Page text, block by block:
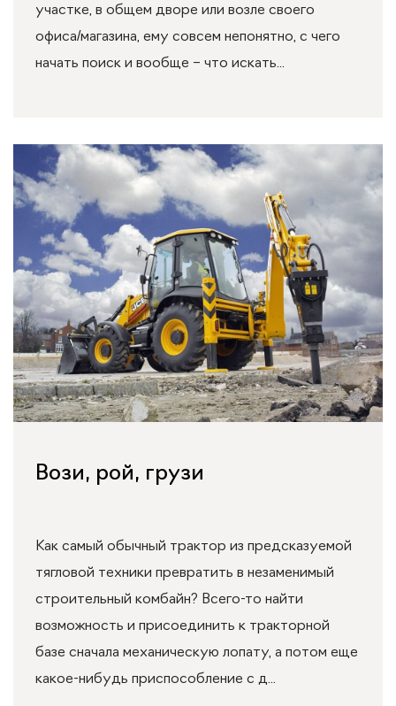
участке, в общем дворе или возле своего
офиса/магазина, ему совсем непонятно, с чего
начать поиск и вообще – что искать...
Вози, рой, грузи
Как самый обычный трактор из предсказуемой
тягловой техники превратить в незаменимый
строительный комбайн? Всего-то найти
возможность и присоединить к тракторной
базе сначала механическую лопату, а потом еще
какое-нибудь приспособление с д...